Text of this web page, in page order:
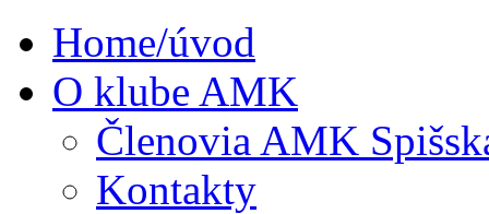
Home/úvod
O klube AMK
Členovia AMK
Kontakty